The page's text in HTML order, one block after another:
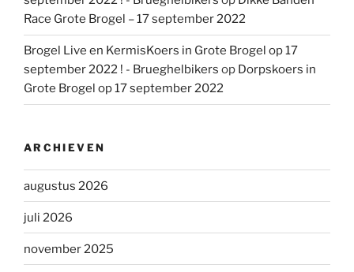
Race Grote Brogel – 17 september 2022
Brogel Live en KermisKoers in Grote Brogel op 17
september 2022 ! - Brueghelbikers op Dorpskoers in
Grote Brogel op 17 september 2022
ARCHIEVEN
augustus 2026
juli 2026
november 2025